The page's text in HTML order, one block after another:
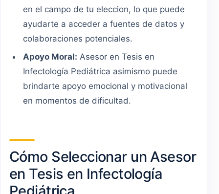
en el campo de tu eleccion, lo que puede
ayudarte a acceder a fuentes de datos y
colaboraciones potenciales.
Apoyo Moral: Asesor en Tesis en
Infectología Pediátrica asimismo puede
brindarte apoyo emocional y motivacional
en momentos de dificultad.
Cómo Seleccionar un Asesor
en Tesis en Infectología